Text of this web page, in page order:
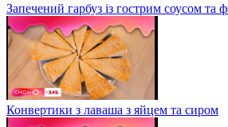
Запечений гарбуз із гострим соусом та
Конвертики з лаваша з яйцем та сиром